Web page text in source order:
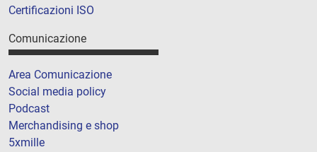
Certificazioni ISO
Comunicazione
Area Comunicazione
Social media policy
Podcast
Merchandising e shop
5xmille